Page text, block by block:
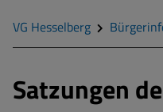
VG Hesselberg
Satzungen